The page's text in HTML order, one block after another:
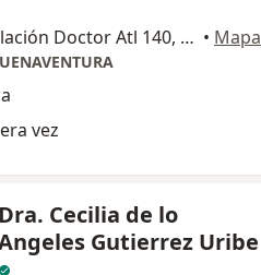
Avenida Circunvalación Doctor Atl 140, Guadalajara • Mapa
vez
Dra. Cecilia de lo
Gutierrez Uribe